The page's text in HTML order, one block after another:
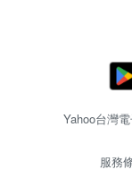
Yahoo台灣
服務